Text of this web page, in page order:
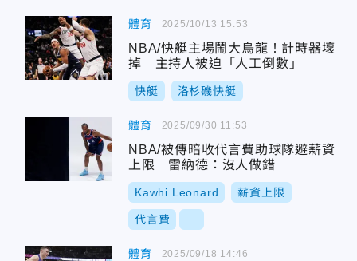
體育
NBA/快艇主場鬧大烏龍！計時器壞
掉 主持人被迫「人工倒數」
快艇 洛杉磯快艇
2025/10/13 15:53
體育
NBA/被傳暗收代言費助球隊避薪資
上限 雷納德：沒人做錯
Kawhi Leonard 薪資上限
代言費
2025/09/30 11:53
體育 2025/09/18 14:46